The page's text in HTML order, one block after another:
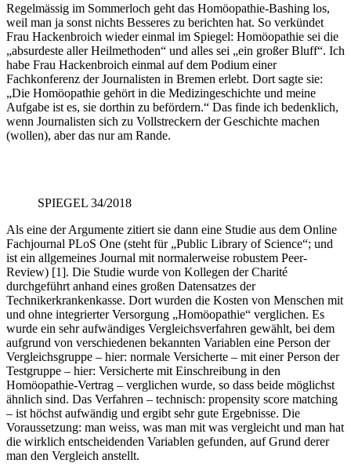
Regelmässig im Sommerloch geht das Homöopathie-Bashing los,
weil man ja sonst nichts Besseres zu berichten hat. So verkündet
Frau Hackenbroich wieder einmal im Spiegel: Homöopathie sei die
„absurdeste aller Heilmethoden“ und alles sei „ein großer Bluff“. Ich
habe Frau Hackenbroich einmal auf dem Podium einer
Fachkonferenz der Journalisten in Bremen erlebt. Dort sagte sie:
„Die Homöopathie gehört in die Medizingeschichte und meine
Aufgabe ist es, sie dorthin zu befördern.“ Das finde ich bedenklich,
wenn Journalisten sich zu Vollstreckern der Geschichte machen
(wollen), aber das nur am Rande.
SPIEGEL 34/2018
Als eine der Argumente zitiert sie dann eine Studie aus dem Online
Fachjournal PLoS One (steht für „Public Library of Science“; und
ist ein allgemeines Journal mit normalerweise robustem Peer-
Review) [1]. Die Studie wurde von Kollegen der Charité
durchgeführt anhand eines großen Datensatzes der
Technikerkrankenkasse. Dort wurden die Kosten von Menschen mit
und ohne integrierter Versorgung „Homöopathie“ verglichen. Es
wurde ein sehr aufwändiges Vergleichsverfahren gewählt, bei dem
aufgrund von verschiedenen bekannten Variablen eine Person der
Vergleichsgruppe – hier: normale Versicherte – mit einer Person der
Testgruppe – hier: Versicherte mit Einschreibung in den
Homöopathie-Vertrag – verglichen wurde, so dass beide möglichst
ähnlich sind. Das Verfahren – technisch: propensity score matching
– ist höchst aufwändig und ergibt sehr gute Ergebnisse. Die
Voraussetzung: man weiss, was man mit was vergleicht und man hat
die wirklich entscheidenden Variablen gefunden, auf Grund derer
man den Vergleich anstellt.